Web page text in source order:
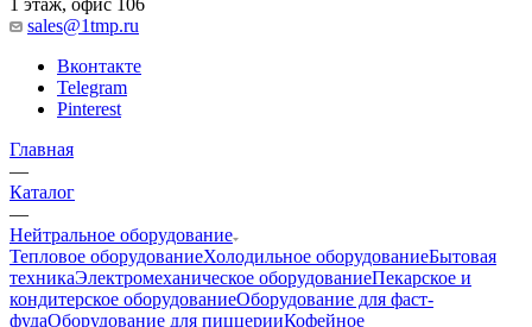
1 этаж, офис 106
sales@1tmp.ru
Вконтакте
Telegram
Pinterest
Главная
—
Каталог
—
Нейтральное оборудование
Тепловое оборудованиеХолодильное оборудованиеБытовая
техникаЭлектромеханическое оборудованиеПекарское и
кондитерское оборудованиеОборудование для фаст-
фудаОборудование для пиццерииКофейное